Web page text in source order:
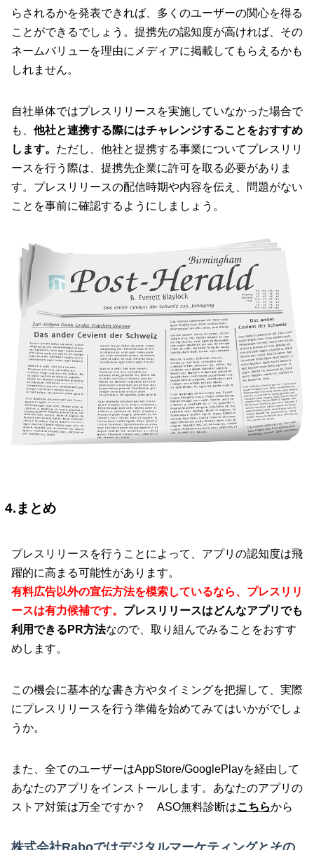
らされるかを発表できれば、多くのユーザーの関心を得る
ことができるでしょう。提携先の認知度が高ければ、その
ネームバリューを理由にメディアに掲載してもらえるかも
しれません。
自社単体ではプレスリリースを実施していなかった場合で
も、 他社と連携する際にはチャレンジすることをおすすめ
します。 ただし、他社と提携する事業についてプレスリリ
ースを行う際は、提携先企業に許可を取る必要がありま
す。プレスリリースの配信時期や内容を伝え、問題がない
ことを事前に確認するようにしましょう。
4.まとめ
プレスリリースを行うことによって、アプリの認知度は飛
躍的に高まる可能性があります。
有料広告以外の宣伝方法を模索しているなら、プレスリリ
ースは有力候補です。 プレスリリースはどんなアプリでも
利用できるPR方法なので、取り組んでみることをおすす
めします。
この機会に基本的な書き方やタイミングを把握して、実際
にプレスリリースを行う準備を始めてみてはいかがでしょ
うか。
また、全てのユーザーはAppStore/GooglePlayを経由して
あなたのアプリをインストールします。あなたのアプリの
ストア対策は万全ですか？ ASO無料診断はこちらから